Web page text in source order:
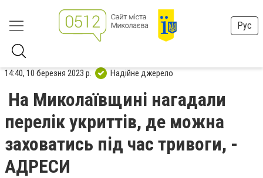
Рус
14:40, 10 березня 2023 р. Надійне джерело
На Миколаївщині нагадали
перелік укриттів, де можна
заховатись під час тривоги, -
АДРЕСИ